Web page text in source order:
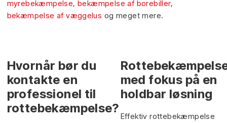
myrebekæmpelse, bekæmpelse af borebiller,
bekæmpelse af væggelus og meget mere.
Hvornår bør du
kontakte en
professionel til
rottebekæmpelse?
med fokus på en
holdbar løsning
​Effektiv rottebekæmpelse